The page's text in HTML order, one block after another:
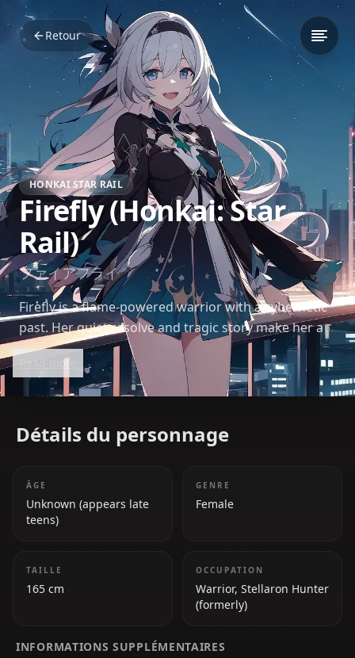
Retour
HONKAI STAR RAIL
Firefly (Honkai: Star
Rail)
ファイアフライ
Firefly is a flame-powered warrior with a cybernetic
past. Her quiet resolve and tragic story make her a
symbol of resistance and inner strength in *Honkai:
Star Rail*.
Read more
Détails du personnage
ÂGE
Unknown (appears late
teens)
GENRE
Female
TAILLE
165 cm
OCCUPATION
Warrior, Stellaron Hunter
(formerly)
INFORMATIONS SUPPLÉMENTAIRES